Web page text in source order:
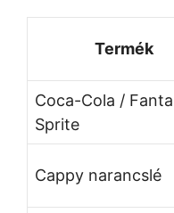
Termék
Coca-Cola /
Sprite
Cappy narancslé